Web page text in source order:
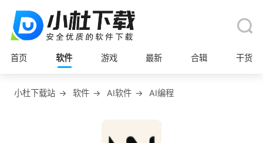
首页 软件 游戏 最新 合辑 干货
小杜下载站 → 软件 → AI软件 → AI编程